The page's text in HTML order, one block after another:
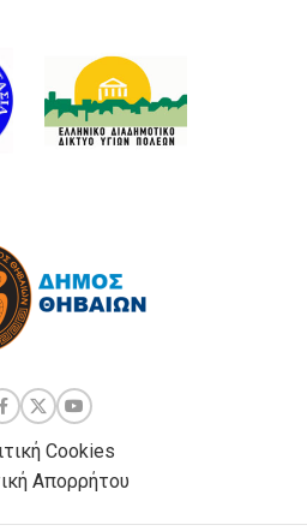
Cookies
Απορρήτου